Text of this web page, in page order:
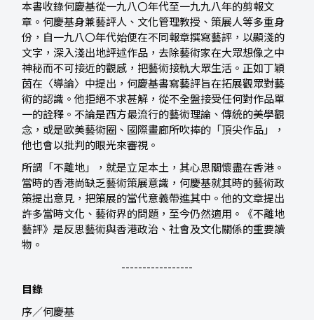
本書收錄何慶基從一九八〇年代至一九九八年的剪報文
章。何慶基身兼藝評人、文化管理教授、策展人等多重身
份，自一九八〇年代始便在不同報章撰寫藝評，以顯淺的
文字，深入淺出地評述作品，去除藝術家在大眾想像之中
神秘而不可接近的觀感，把藝術接軌大眾生活。正如丁穎
茵在〈導論〉中提出，何慶基書寫藝評旨在拓展觀眾對藝
術的認識。他拒絕不求甚解，從不全盤接受任何對作品單
一的詮釋。不論是西方最流行的藝術理論、傳統的美學觀
念，或是歐美藝術圈、國際畫廊所吹捧的「頂尖作品」，
他也會以批判的眼光來審視。
所謂「不離地」，就是立足本土，其心思關懷盡在香港。
當時的香港尚缺乏藝術策展意識，何慶基就其時的藝術政
策提出意見，把策展的當代意義帶進其中。他的文章提出
許多當時文化、藝術界的問題，至今仍然適用。《不離地
藝評》是反思藝術與香港政治、社會及文化關係的重要讀
物。
-----------------
目錄
序／何慶基